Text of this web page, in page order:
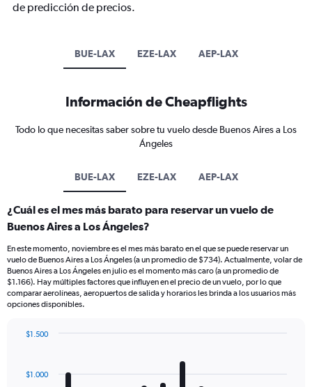
de predicción de precios.
BUE-LAX EZE-LAX AEP-LAX
Información de Cheapflights
Todo lo que necesitas saber sobre tu vuelo desde Buenos Aires a Los
Ángeles
BUE-LAX EZE-LAX AEP-LAX
¿Cuál es el mes más barato para reservar un vuelo de
Buenos Aires a Los Ángeles?
En este momento, noviembre es el mes más barato en el que se puede reservar un
vuelo de Buenos Aires a Los Ángeles (a un promedio de $734). Actualmente, volar de
Buenos Aires a Los Ángeles en julio es el momento más caro (a un promedio de
$1.166). Hay múltiples factores que influyen en el precio de un vuelo, por lo que
comparar aerolíneas, aeropuertos de salida y horarios les brinda a los usuarios más
opciones disponibles.
with
12
$1.000
$1.500